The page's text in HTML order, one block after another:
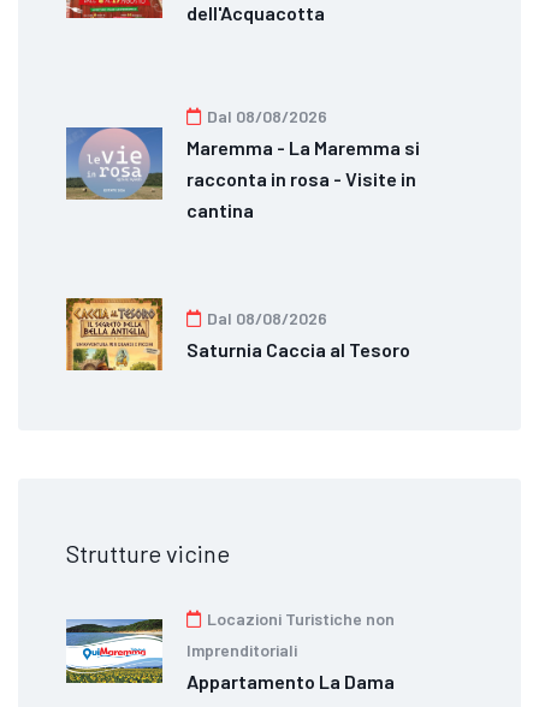
dell'Acquacotta
Dal 08/08/2026
Maremma - La Maremma si
racconta in rosa - Visite in
cantina
Dal 08/08/2026
Saturnia Caccia al Tesoro
Strutture vicine
Locazioni Turistiche non
Imprenditoriali
Appartamento La Dama